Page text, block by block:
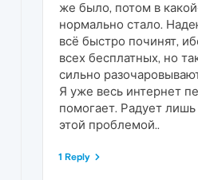
же было, потом в
нормально стало.
всё быстро починят,
всех бесплатных, но
сильно
Я уже весь интернет
помогает. Радует
этой проблемой..
1 Reply